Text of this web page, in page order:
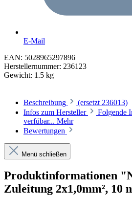
E-Mail
EAN: 5028965297896
Herstellernummer: 236123
Gewicht: 1.5 kg
Beschreibung
(ersetzt 236013)
Infos zum Hersteller
Folgende
verfübar... Mehr
Bewertungen
Menü schließen
Produktinformationen
Zuleitung 2x1,0mm², 10